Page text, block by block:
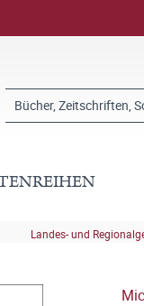
Landes- und